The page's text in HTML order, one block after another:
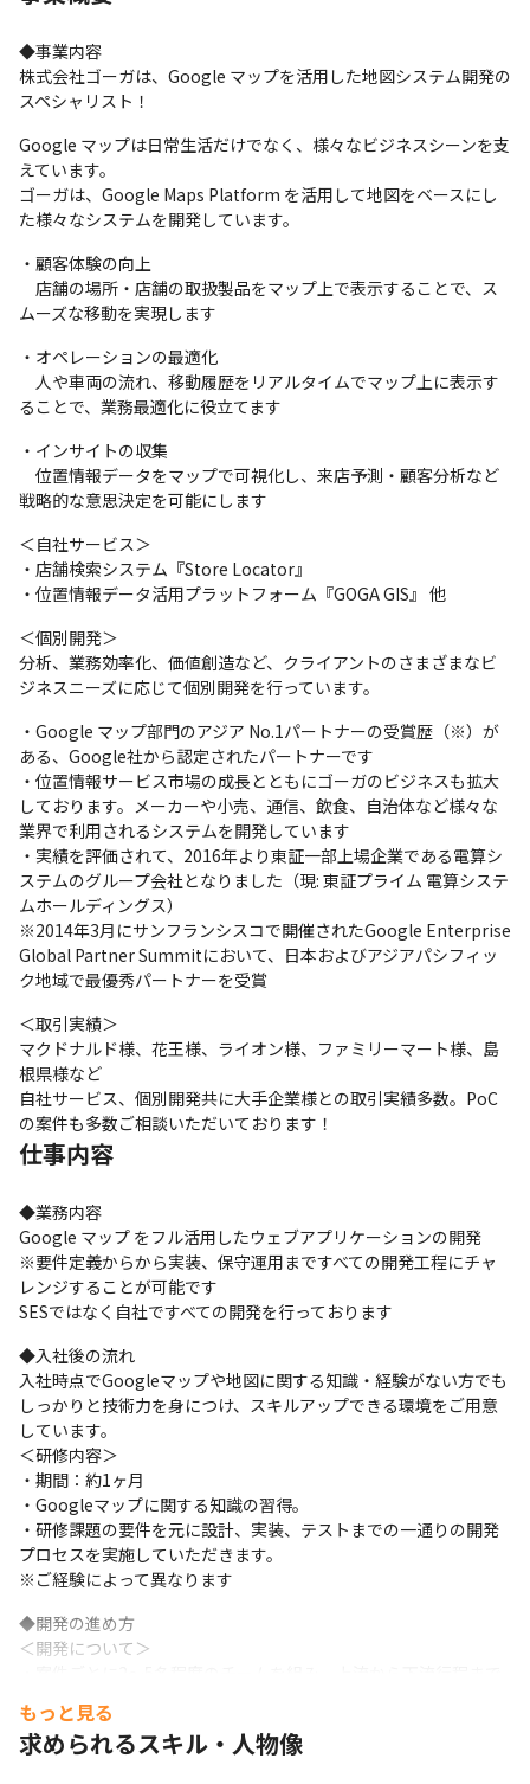
◆事業内容
株式会社ゴーガは、Google マップを活用した地図システム開発の
スペシャリスト！
Google マップは日常生活だけでなく、様々なビジネスシーンを支
えています。
ゴーガは、Google Maps Platform を活用して地図をベースにし
た様々なシステムを開発しています。
・顧客体験の向上
店舗の場所・店舗の取扱製品をマップ上で表示することで、ス
ムーズな移動を実現します
・オペレーションの最適化
人や車両の流れ、移動履歴をリアルタイムでマップ上に表示す
ることで、業務最適化に役立てます
・インサイトの収集
位置情報データをマップで可視化し、来店予測・顧客分析など
戦略的な意思決定を可能にします
＜自社サービス＞
・店舗検索システム『Store Locator』
・位置情報データ活用プラットフォーム『GOGA GIS』 他
＜個別開発＞
分析、業務効率化、価値創造など、クライアントのさまざまなビ
ジネスニーズに応じて個別開発を行っています。
・Google マップ部門のアジア No.1パートナーの受賞歴（※）が
ある、Google社から認定されたパートナーです
・位置情報サービス市場の成長とともにゴーガのビジネスも拡大
しております。メーカーや小売、通信、飲食、自治体など様々な
業界で利用されるシステムを開発しています
・実績を評価されて、2016年より東証一部上場企業である電算シ
ステムのグループ会社となりました（現: 東証プライム 電算システ
ムホールディングス）
※2014年3月にサンフランシスコで開催されたGoogle Enterprise
Global Partner Summitにおいて、日本およびアジアパシフィッ
ク地域で最優秀パートナーを受賞
＜取引実績＞
マクドナルド様、花王様、ライオン様、ファミリーマート様、島
根県様など
自社サービス、個別開発共に大手企業様との取引実績多数。PoC
の案件も多数ご相談いただいております！
仕事内容
◆業務内容
Google マップ をフル活用したウェブアプリケーションの開発
※要件定義からから実装、保守運用まですべての開発工程にチャ
レンジすることが可能です
SESではなく自社ですべての開発を行っております
◆入社後の流れ
入社時点でGoogleマップや地図に関する知識・経験がない方でも
しっかりと技術力を身につけ、スキルアップできる環境をご用意
しています。
＜研修内容＞
・期間：約1ヶ月
・Googleマップに関する知識の習得。
・研修課題の要件を元に設計、実装、テストまでの一通りの開発
プロセスを実施していただきます。
※ご経験によって異なります
◆開発の進め方
＜開発について＞
※開発プロセス全体に携わることができるため、フルスタックエ
ンジニアを目指すことも可能です。
もっと見る
求められるスキル・人物像